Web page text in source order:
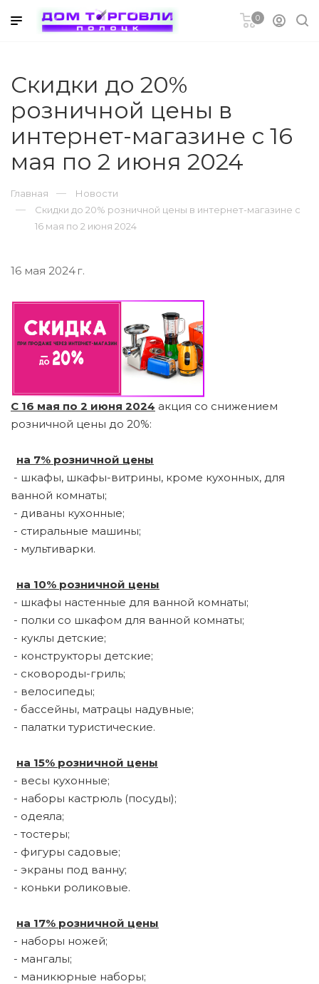
комнаты
или
0
Cкидки до 20%
розничной цены в
интернет-магазине с 16
мая по 2 июня 2024
Главная
Новости
Cкидки до 20% розничной цены в интернет-магазине с
16 мая по 2 июня 2024
16 мая 2024 г.
С 16 мая по 2 июня 2024 акция со снижением
розничной цены до 20%:
на 7% розничной цены
- шкафы, шкафы-витрины, кроме кухонных, для
ванной комнаты;
- диваны кухонные;
- стиральные машины;
- мультиварки.
на 10% розничной цены
- шкафы настенные для ванной комнаты;
- полки со шкафом для ванной комнаты;
- куклы детские;
- конструкторы детские;
- сковороды-гриль;
- велосипеды;
- бассейны, матрацы надувные;
- палатки туристические.
на 15% розничной цены
- весы кухонные;
- наборы кастрюль (посуды);
- одеяла;
- тостеры;
- фигуры садовые;
- экраны под ванну;
- коньки роликовые.
на 17% розничной цены
- наборы ножей;
- мангалы;
- маникюрные наборы;